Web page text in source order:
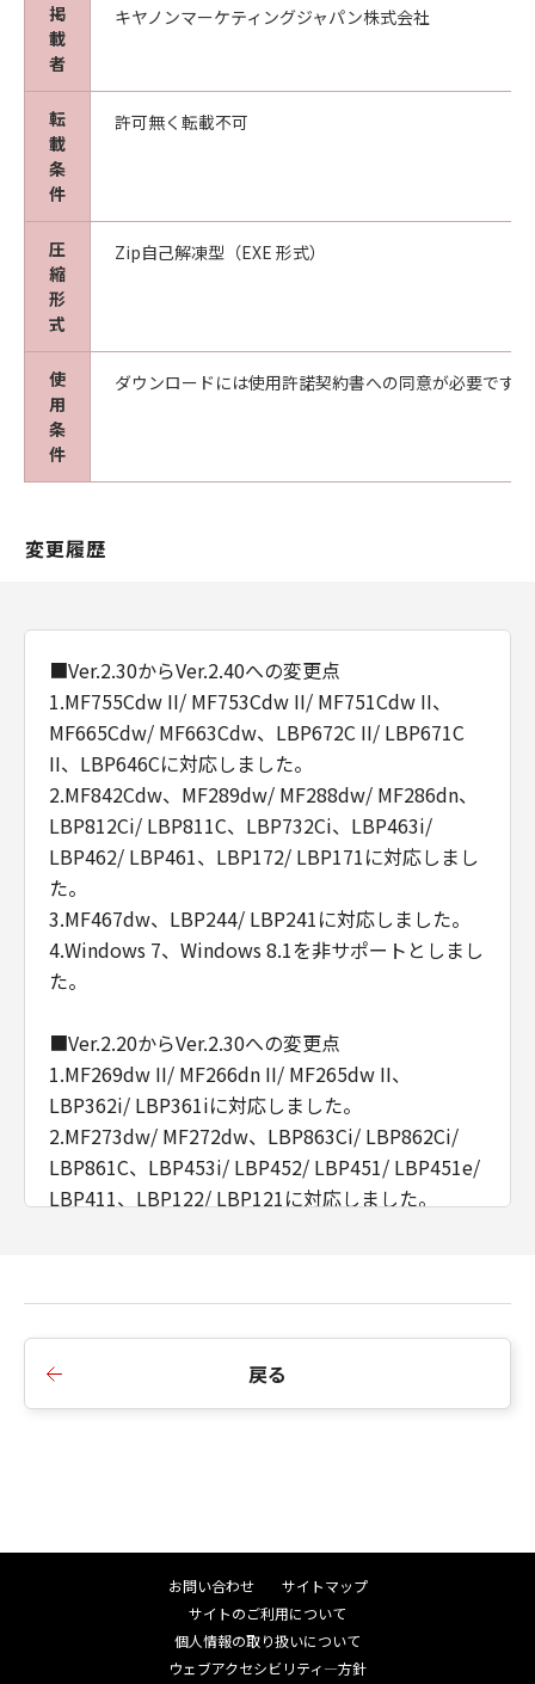
掲
載
者
キヤノンマーケティングジャパン株式会社
転
載
条
件
許可無く転載不可
圧
縮
形
式
Zip自己解凍型（EXE 形式）
使
用
条
件
ダウンロードには使用許諾契約書への同意が必要です。
変更履歴
■Ver.2.30からVer.2.40への変更点
1.MF755Cdw II/ MF753Cdw II/ MF751Cdw II、
MF665Cdw/ MF663Cdw、LBP672C II/ LBP671C
II、LBP646Cに対応しました。
2.MF842Cdw、MF289dw/ MF288dw/ MF286dn、
LBP812Ci/ LBP811C、LBP732Ci、LBP463i/
LBP462/ LBP461、LBP172/ LBP171に対応しまし
た。
3.MF467dw、LBP244/ LBP241に対応しました。
4.Windows 7、Windows 8.1を非サポートとしまし
た。
■Ver.2.20からVer.2.30への変更点
1.MF269dw II/ MF266dn II/ MF265dw II、
LBP362i/ LBP361iに対応しました。
2.MF273dw/ MF272dw、LBP863Ci/ LBP862Ci/
LBP861C、LBP453i/ LBP452/ LBP451/ LBP451e/
LBP411、LBP122/ LBP121に対応しました。
■Ver.2.10
1.新規掲載
戻る
お問い合わせ
サイトマップ
サイトのご利用について
個人情報の取り扱いについて
ウェブアクセシビリティ―方針